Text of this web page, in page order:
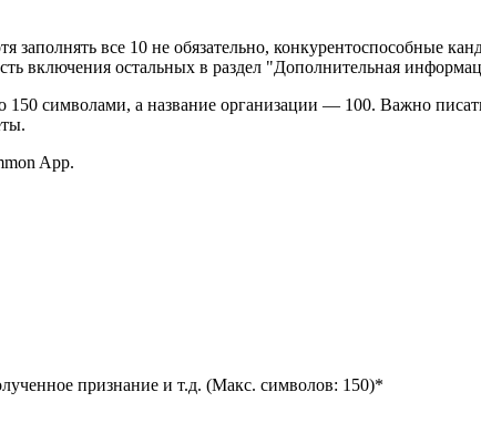
заполнять все 10 не обязательно, конкурентоспособные
включения остальных в раздел "Дополнительная
символами, а название организации — 100. Важно
App.
признание и т.д. (Макс. символов: 150)*